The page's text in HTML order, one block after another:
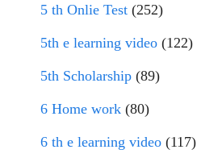
5 th Onlie Test (252)
5th e learning video (122)
5th Scholarship (89)
6 Home work (80)
6 th e learning video (117)